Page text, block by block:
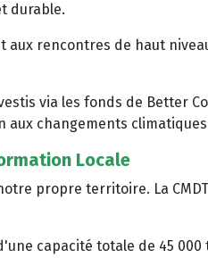
durable.
aux rencontres de haut
via les fonds de Better
changements
Locale
propre territoire. La
capacité totale de 45